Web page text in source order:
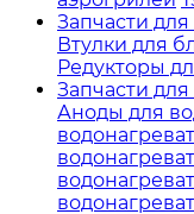
Запчасти
Втулки для
Редукторы
Запчасти
Аноды для